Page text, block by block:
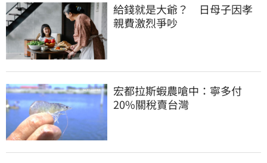
給錢就是大爺？　日母子因孝
親費激烈爭吵
宏都拉斯蝦農嗆中：寧多付
20%關稅賣台灣